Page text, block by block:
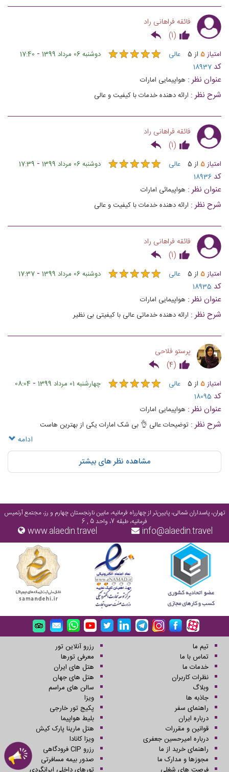
فائقه فراهانی راد
(
1
)
امتیاز5 از 5 عالی ★★★★★
★★★★★ دوشنبه 06 مرداد 1399 -
17:40
کد 18937
عنوان نظر : هواپیمایی امارات
شرح نظر : ارائه دهنده خدمات با کیفیت و عالی
فائقه فراهانی راد
(
1
)
امتیاز5 از 5 عالی ★★★★★
★★★★★ دوشنبه 06 مرداد 1399 -
17:39
کد 18936
عنوان نظر : هواپیمائی امارات
شرح نظر : ارائه دهنده خدمات با کیفیت و عالی
فائقه فراهانی راد
(
1
)
امتیاز5 از 5 عالی ★★★★★
★★★★★ دوشنبه 06 مرداد 1399 -
17:37
کد 18935
عنوان نظر : هواپیمایی امارات
شرح نظر : ارائه دهنده خدماتی عالی با کیفیتی بی نظیر
پرستو فلاحی
(
4
)
امتیاز5 از 5 عالی ★★★★★
★★★★★ چهارشنبه 01 مرداد 1399 -
08:04
کد 18095
عنوان نظر : هواپیمایی امارات
شرح نظر : توضیحات عالی 👌 بی شک امارات یکی از بهترین هاست
ادامه
مشاهده نظر های بیشتر
تهران، پاسداران شمالی، پایین‌تر از چهارراه فرمانیه، مابین نارنجستان چهارم و رز، مجتمع آرتمیس
فرمانیه، طبقه 7، واحد 5 , 6
info@alaedin.travel
www.alaedin.travel
تیم ما
تماس با ما
خدمات ما
نظرات کاربران
وبلاگ
جاذبه ها
راهنمای سفر
درباره ایران
قوانین و مقررات
درباره امیرحسین جعفری
راهنمای خرید از ما
مجوزها و مدارک ما
رزرو آنلاین تور
معرفی تورها
هتل های ایران
هتل های جهان
سالن های مراسم
ویزا
پکیج تور خارجی
بلیط هواپیما
هتل مارینا پارک کیش
ویزا کانادا
رزرو CIP فرودگاهی
صدور بیمه مسافرتی